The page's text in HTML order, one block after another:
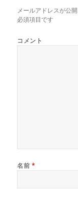
メールアドレスが公
必須項目です
コメント
名前 *